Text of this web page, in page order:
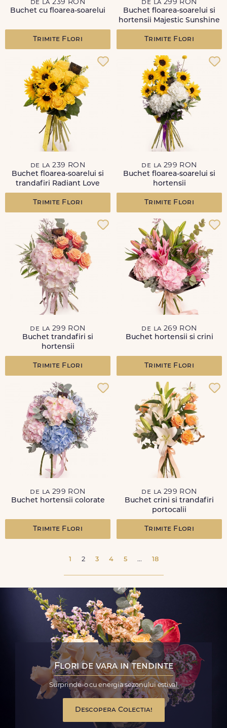
de la 239 RON
Buchet cu floarea-soarelui
Trimite Flori
de la 299 RON
Buchet floarea-soarelui si
hortensii Majestic Sunshine
Trimite Flori
de la 239 RON
Buchet floarea-soarelui si
trandafiri Radiant Love
Trimite Flori
de la 299 RON
Buchet floarea-soarelui si
hortensii
Trimite Flori
de la 299 RON
Buchet trandafiri si
hortensii
Trimite Flori
de la 269 RON
Buchet hortensii si crini
Trimite Flori
de la 299 RON
Buchet hortensii colorate
Trimite Flori
de la 299 RON
Buchet crini si trandafiri
portocalii
Trimite Flori
1 2 3 4 5 ... 18
Flori de vara in tendinte
Surprinde-o cu energia sezonului estival
Descopera Colectia!